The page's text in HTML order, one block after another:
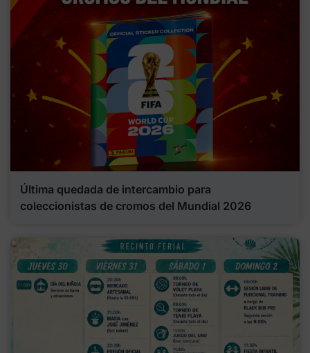
Última quedada de intercambio para
coleccionistas de cromos del Mundial 2026